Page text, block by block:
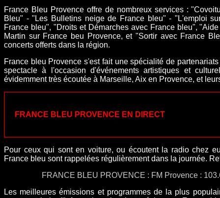
France Bleu Provence offre de nombreux services :
Bleu" - "Les Bulletins neige de France bleu" - "L'emploi
France bleu", "Droits et Démarches avec France bleu",
Martin sur France beu Provence, et "Sortir avec France
concerts offerts dans la région.
France bleu Provence s'est fait une spécialité de
spectacle à l'occasion d'événements artistiques et
évidemment très écoutée à Marseille, Aix en Provence, et
FRANCE BLEU PROVENCE EN DIRECT
Pour ceux qui sont en voiture, ou écoutent la radio chez
France bleu sont rappelées régulièrement dans la journée.
FRANCE BLEU PROVENCE : FM Provence :
Les meilleures émissions et programmes de la plus